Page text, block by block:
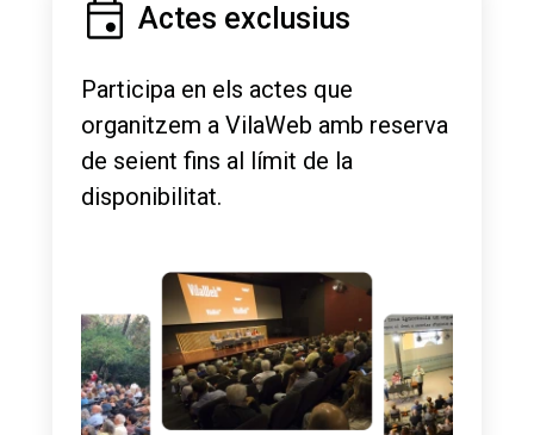
Actes exclusius
Participa en els actes que
organitzem a VilaWeb amb reserva
de seient fins al límit de la
disponibilitat.